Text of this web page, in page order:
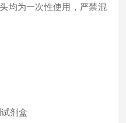
均为一次性使用，严禁混
剂盒